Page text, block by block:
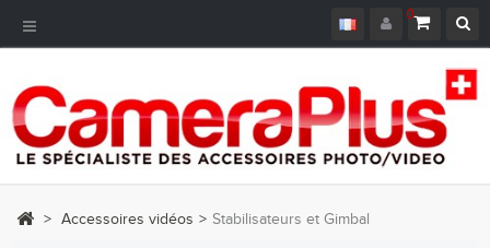
0
Navigation
bascule
> Accessoires vidéos > Stabilisateurs et Gimbal